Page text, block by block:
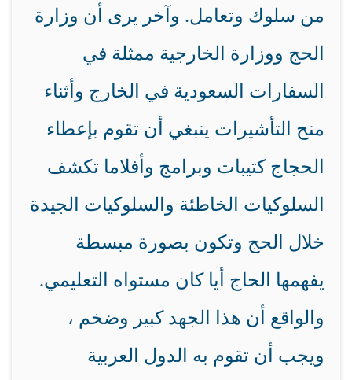
من سلوك وتعامل. وآخر يرى أن وزارة
الحج ووزارة الخارجية ممثلة في
السفارات السعودية في الخارج وأثناء
منح التأشيرات ينبغي أن تقوم بإعطاء
الحجاج كتيبات وبرامج وأفلاما تكشف
السلوكيات الخاطئة والسلوكيات الجيدة
خلال الحج وتكون بصورة مبسطة
يفهمها الحاج أيا كان مستواه التعليمي.
والواقع أن هذا الجهد كبير وضخم ،
ويجب أن تقوم به الدول العربية